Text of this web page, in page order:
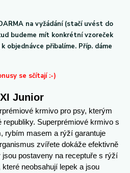
na vyžádání (stačí uvést do
budeme mít konkrétní vzoreček
objednávce přibalíme. Příp. dáme
se sčítají :-)
Junior
krmivo pro psy, kterým
Superprémiové krmivo s
rybím masem a rýží garantuje
zvířete dokáže efektivně
postaveny na receptuře s rýží
neobsahují lepek a jsou